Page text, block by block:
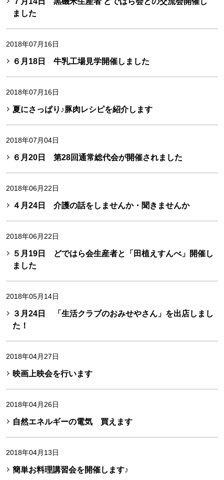
ました
2018年07月16日
６月18日 牛乳工場見学開催しました
2018年07月16日
夏にさっぱり♪豚肉レシピを紹介します
2018年07月04日
６月20日 第28回通常総代会が開催されました
2018年06月22日
４月24日 介護の話をしませんか・聞きませんか
2018年06月22日
５月19日 どではら会生産者と「田植えすんべ」開催し
ました
2018年05月14日
３月24日 「生活クラブのおみせやさん」を出店しまし
た！
2018年04月27日
映画上映会を行います
2018年04月26日
自然エネルギーの電気 買えます
2018年04月13日
簡単お料理講習会を開催します♪